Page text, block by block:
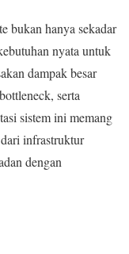
bukan hanya sekadar
nyata untuk
dampak besar
serta
sistem ini memang
infrastruktur
dengan